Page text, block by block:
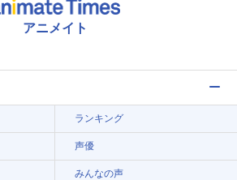
アニメイト
ランキング
声優
みんなの声